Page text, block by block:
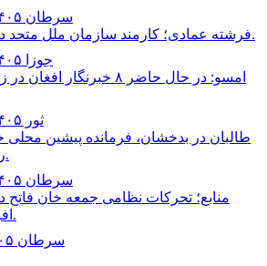
۲۷ سرطان ۱۴۰۵، ۱۶:۳۶
فرشته عمادى؛ كارمند سازمان ملل متحد در كابل كشته شد.
۱۵ جوزا ۱۴۰۵، ۲۲:۱۶
امسو: در حال حاضر ۸ خبرنگار
۲۱ ثور ۱۴۰۵، ۲۰:۰۴
طالبان در بدخشان، فرمانده پیشین
را بازداشت کردند.
۱۰ سرطان ۱۴۰۵، ۲۰:۲۴
منابع؛ تحركات نظامى جمعه خان فاتح
افزايش يافته است.
۶ سرطان ۱۴۰۵، ۲۱:۵۰